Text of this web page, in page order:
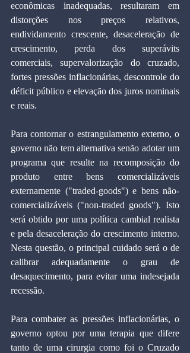
econômicas inadequadas, resultaram em
distorções nos preços relativos,
endividamento crescente, desaceleração de
crescimento, perda dos superávits
comerciais, supervalorização do cruzado,
fortes pressões inflacionárias, descontrole do
déficit público e elevação dos juros nominais
e reais.
Para contornar o estrangulamento externo, o
governo não tem alternativa senão adotar um
programa que resulte na recomposição do
produto entre bens comercializáveis
externamente ("traded-goods") e bens não-
comercializáveis ("non-traded goods"). Isto
será obtido por uma política cambial realista
e pela desaceleração do crescimento interno.
Nesta questão, o principal cuidado será o de
calibrar adequadamente o grau de
desaquecimento, para evitar uma indesejada
recessão.
Para combater as pressões inflacionárias, o
governo optou por uma terapia que difere
tanto de uma cirurgia como foi o Cruzado